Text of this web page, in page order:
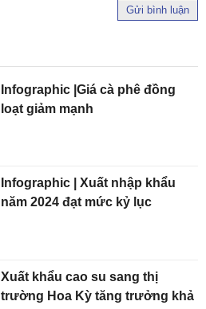
Gửi bình luận
Infographic |Giá cà phê đồng
loạt giảm mạnh
Infographic | Xuất nhập khẩu
năm 2024 đạt mức kỷ lục
Xuất khẩu cao su sang thị
trường Hoa Kỳ tăng trưởng khả